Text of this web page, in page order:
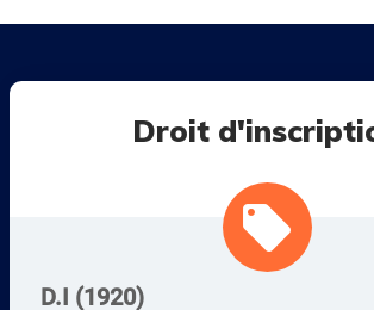
local_offer
Droit
D.I (1920)